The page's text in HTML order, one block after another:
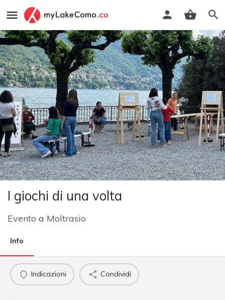
I giochi di una volta
Evento a Moltrasio
Info
Indicazioni Condividi